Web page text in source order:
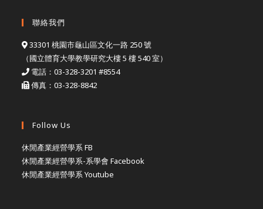
聯絡我們
33301 桃園市龜山區文化一路 250 號
（國立體育大學教學研究大樓 5 樓 540 室）
電話：03-328-3201 #8554
傳真：03-328-8842
Follow Us
休閒產業經營學系 FB
休閒產業經營學系-系學會 Facebook
休閒產業經營學系 Youtube